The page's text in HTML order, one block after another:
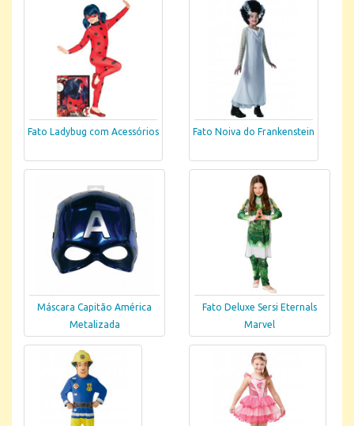
Fato Ladybug com Acessórios Fato Noiva do Frankenstein
Máscara Capitão América
Metalizada
Fato Deluxe Sersi Eternals
Marvel